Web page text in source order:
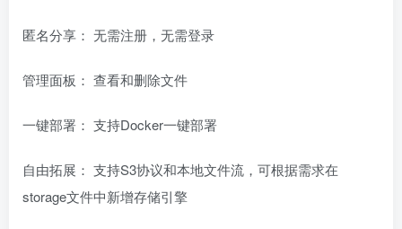
匿名分享： 无需注册，无需登录
管理面板： 查看和删除文件
一键部署： 支持Docker一键部署
自由拓展： 支持S3协议和本地文件流，可根据需求在
storage文件中新增存储引擎